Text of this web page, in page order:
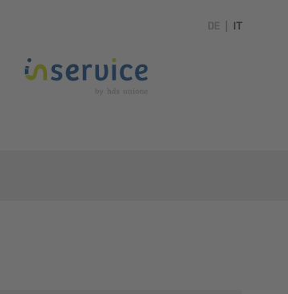
DE IT